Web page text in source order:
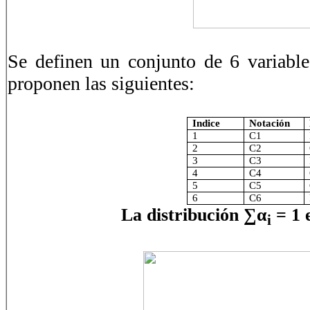
Se definen un conjunto de 6
proponen las siguientes:
Indice Notación
1
C1
2
C2
3
C3
4
C4
5
C5
6
C6
La distribución ∑αi = 1